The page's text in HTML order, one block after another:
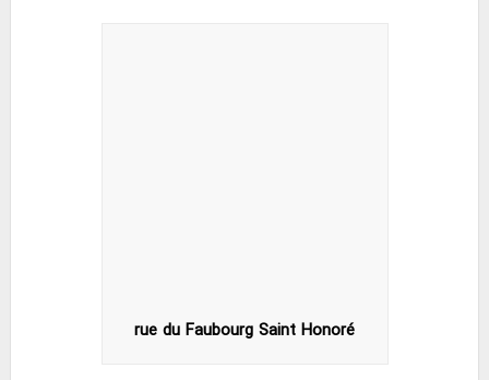
rue du Faubourg Saint Honoré